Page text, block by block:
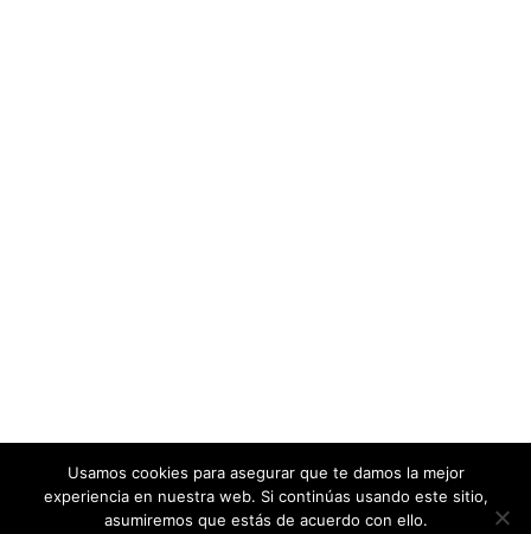
Usamos cookies para asegurar que te damos la mejor
experiencia en nuestra web. Si continúas usando este sitio,
asumiremos que estás de acuerdo con ello.